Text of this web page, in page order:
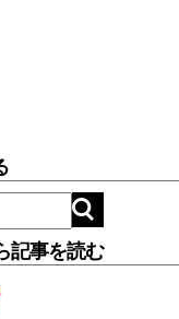
記事を読む